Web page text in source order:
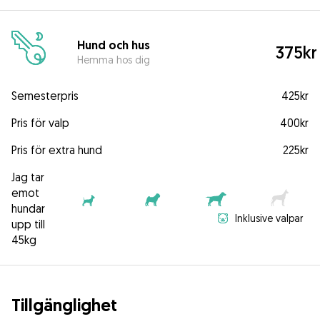
Hund och hus
Hemma hos dig 375kr
Semesterpris
425kr
Pris för valp
400kr
Pris för extra hund
225kr
Jag tar
emot
hundar
upp till
45kg
Inklusive valpar
Tillgänglighet